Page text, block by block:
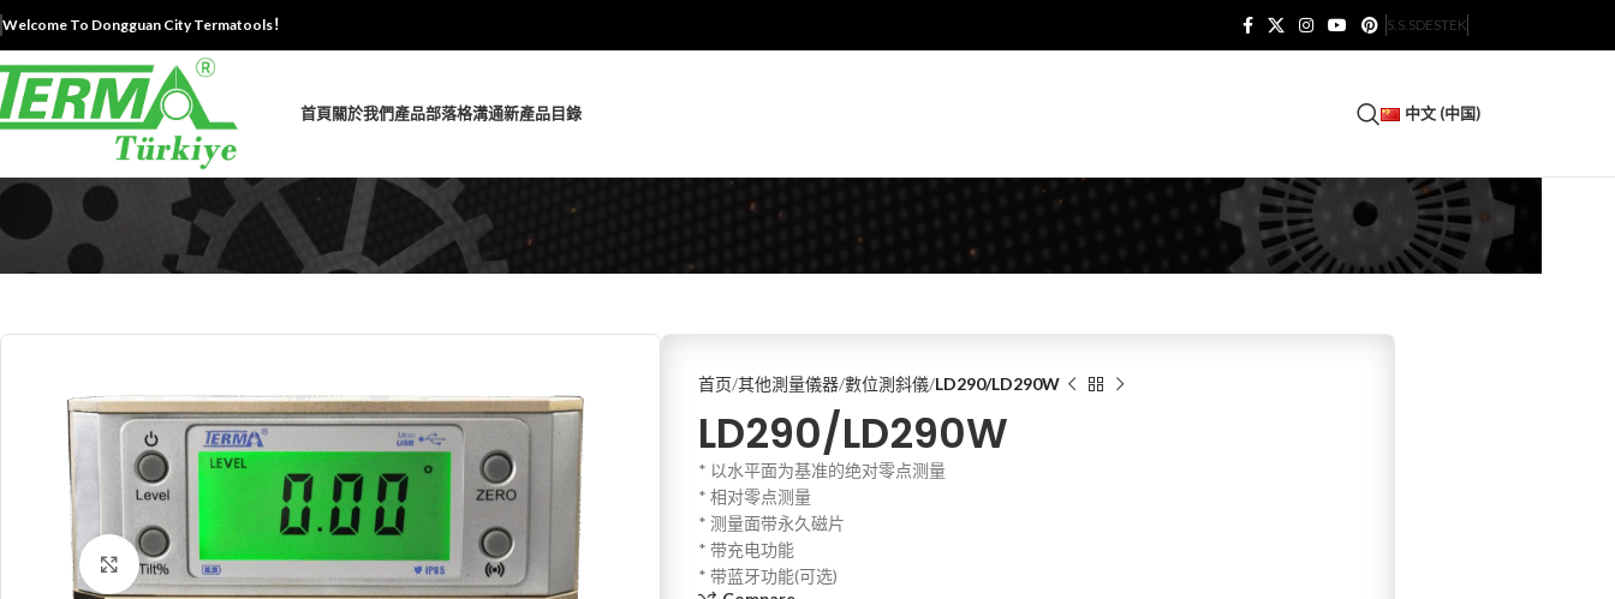
Welcome To Dongguan City Termatools！ S.S.SDESTEK
首頁關於我們產品部落格溝通新產品目錄 中文 (中国)
Click to enlarge
首页 其他測量儀器 數位測斜儀 LD290/LD290W
LD290/LD290W
* 以水平面为基准的绝对零点测量
* 相对零点测量
* 测量面带永久磁片
* 带充电功能
* 带蓝牙功能(可选)